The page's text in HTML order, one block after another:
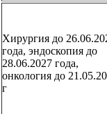
Хирургия до
года, эндоскопия до
28.06.2027 года,
онкология до
г